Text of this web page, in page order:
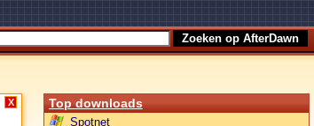
X Top downloads
Spotnet